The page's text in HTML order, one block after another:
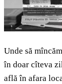
Unde să
în doar cîteva
află în afara